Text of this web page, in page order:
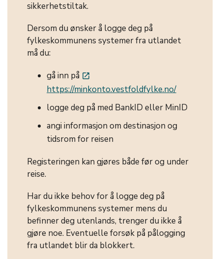
sikkerhetstiltak.
Dersom du ønsker å logge deg på
fylkeskommunens systemer fra utlandet
må du:
gå inn på launch
https://minkonto.vestfoldfylke.no/
logge deg på med BankID eller MinID
angi informasjon om destinasjon og
tidsrom for reisen
Registeringen kan gjøres både før og under
reise.
Har du ikke behov for å logge deg på
fylkeskommunens systemer mens du
befinner deg utenlands, trenger du ikke å
gjøre noe. Eventuelle forsøk på pålogging
fra utlandet blir da blokkert.